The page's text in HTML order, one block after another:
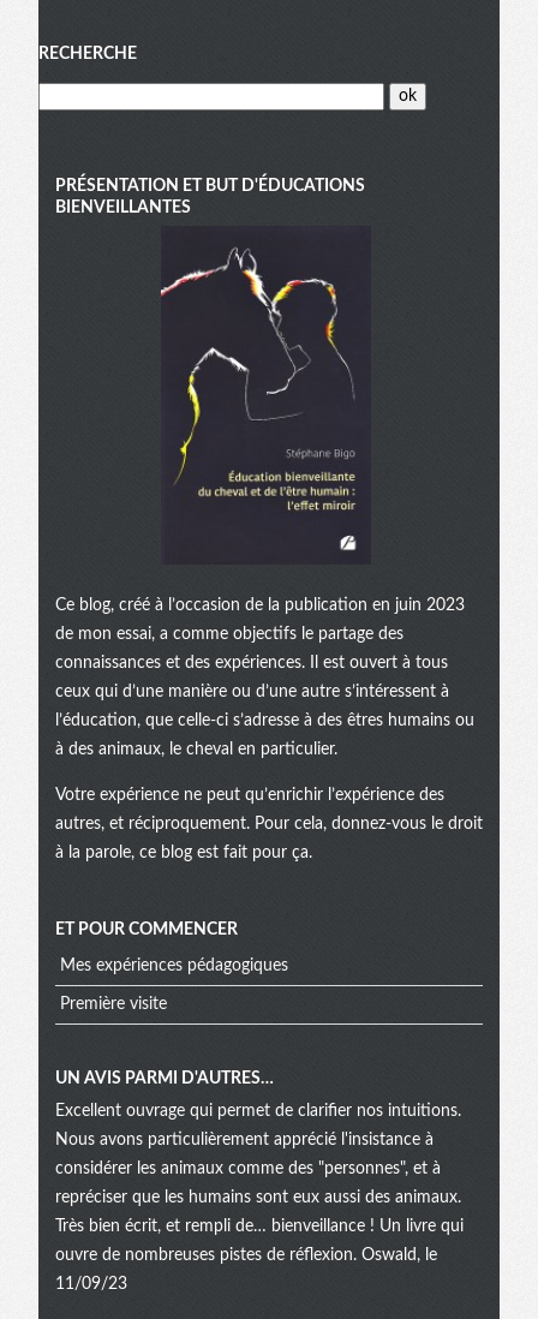
Menu
RECHERCHE
PRÉSENTATION ET BUT D'ÉDUCATIONS
BIENVEILLANTES
Ce blog, créé à l’occasion de la publication en juin 2023
de mon essai, a comme objectifs le partage des
connaissances et des expériences. Il est ouvert à tous
ceux qui d’une manière ou d’une autre s’intéressent à
l’éducation, que celle-ci s’adresse à des êtres humains ou
à des animaux, le cheval en particulier.
Votre expérience ne peut qu’enrichir l’expérience des
autres, et réciproquement. Pour cela, donnez-vous le droit
à la parole, ce blog est fait pour ça.
ET POUR COMMENCER
Mes expériences pédagogiques
Première visite
UN AVIS PARMI D'AUTRES…
Excellent ouvrage qui permet de clarifier nos intuitions.
Nous avons particulièrement apprécié l'insistance à
considérer les animaux comme des "personnes", et à
repréciser que les humains sont eux aussi des animaux.
Très bien écrit, et rempli de… bienveillance ! Un livre qui
ouvre de nombreuses pistes de réflexion. Oswald, le
11/09/23